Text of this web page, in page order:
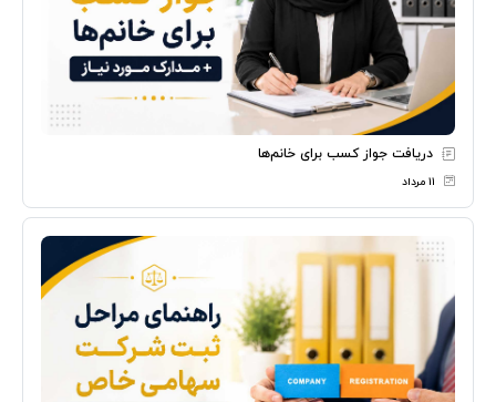
دریافت جواز کسب برای خانم‌ها
۱۱ مرداد